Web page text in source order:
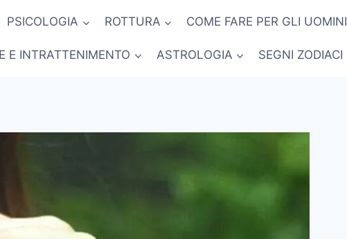
PSICOLOGIA ROTTURA COME FARE PER GLI UOMINI
E INTRATTENIMENTO ASTROLOGIA SEGNI ZODIACI